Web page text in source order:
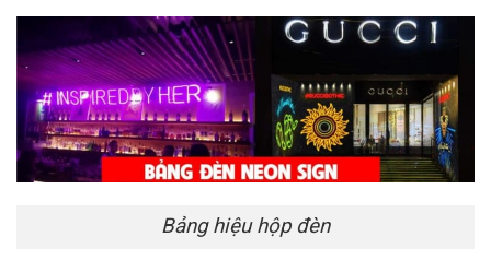
Bảng hiệu hộp đèn